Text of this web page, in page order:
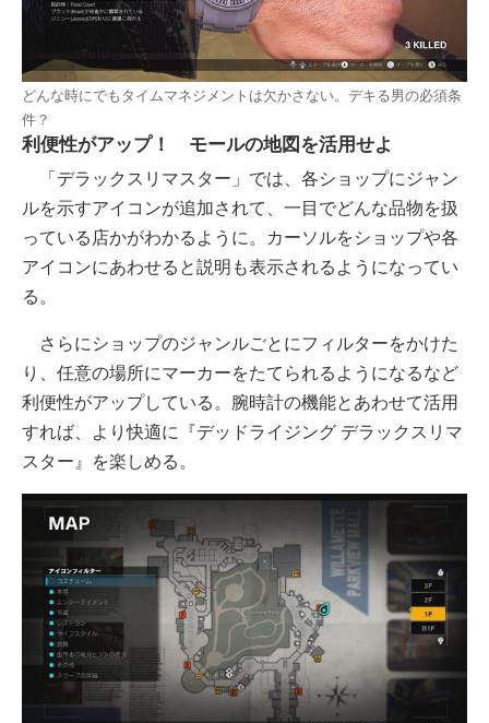
どんな時にでもタイムマネジメントは欠かさない。デキる男の必須条
件？
利便性がアップ！ モールの地図を活用せよ
「デラックスリマスター」では、各ショップにジャン
ルを示すアイコンが追加されて、一目でどんな品物を扱
っている店かがわかるように。カーソルをショップや各
アイコンにあわせると説明も表示されるようになってい
る。
さらにショップのジャンルごとにフィルターをかけた
り、任意の場所にマーカーをたてられるようになるなど
利便性がアップしている。腕時計の機能とあわせて活用
すれば、より快適に『デッドライジング デラックスリマ
スター』を楽しめる。